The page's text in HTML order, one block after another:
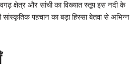
क्षेत्र और सांची का विख्यात स्तूप इस नदी के
पहचान का बड़ा हिस्सा बेतवा से अभिन्न